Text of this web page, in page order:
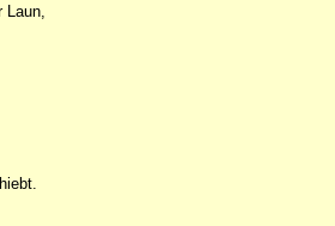
Laun,